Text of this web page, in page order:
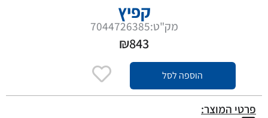
קפיץ
מק"ט:7044726385
₪843
הוספה לסל
פרטי המוצר: